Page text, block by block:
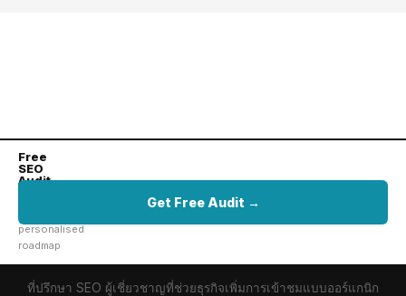
Free
SEO
Audit
personalised
roadmap
Get Free Audit →
ที่ปรึกษา SEO ผู้เชี่ยวชาญที่ช่วยธุรกิจเพิ่มการเข้าชมแบบออร์แกนิก